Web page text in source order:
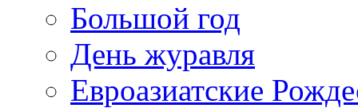
Большой год
День журавля
Евроазиатские